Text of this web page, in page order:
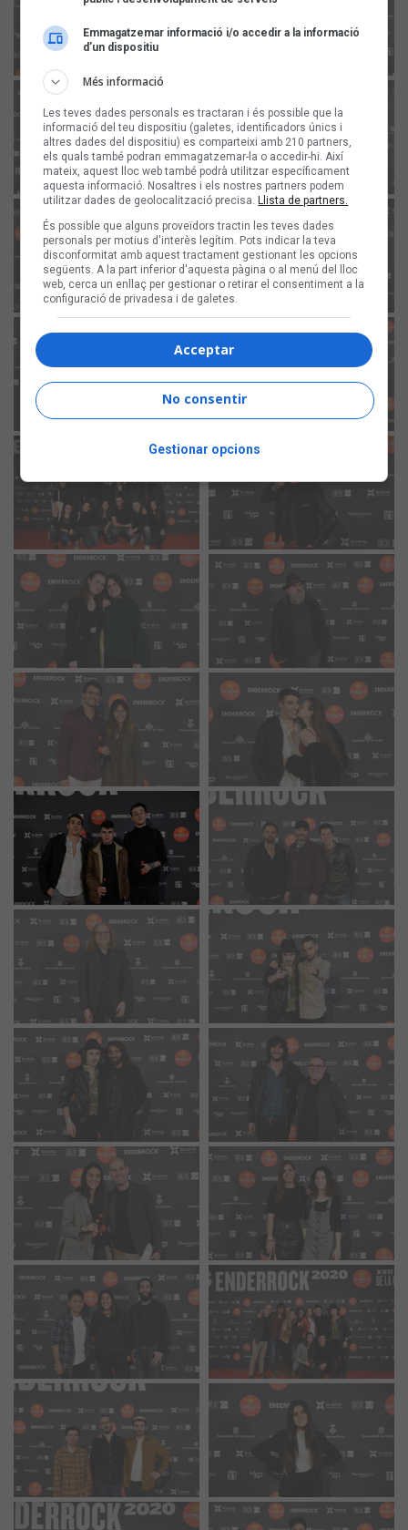
Emmagatzemar informació i/o accedir a la informació
d’un dispositiu
Més informació
Les teves dades personals es tractaran i és possible que la
informació del teu dispositiu (galetes, identificadors únics i
altres dades del dispositiu) es comparteixi amb 210 partners,
els quals també podran emmagatzemar-la o accedir-hi. Així
mateix, aquest lloc web també podrà utilitzar específicament
aquesta informació. Nosaltres i els nostres partners podem
utilitzar dades de geolocalització precisa. Llista de partners.
És possible que alguns proveïdors tractin les teves dades
personals per motius d'interès legítim. Pots indicar la teva
disconformitat amb aquest tractament gestionant les opcions
següents. A la part inferior d'aquesta pàgina o al menú del lloc
web, cerca un enllaç per gestionar o retirar el consentiment a la
configuració de privadesa i de galetes.
Acceptar
No consentir
Gestionar opcions